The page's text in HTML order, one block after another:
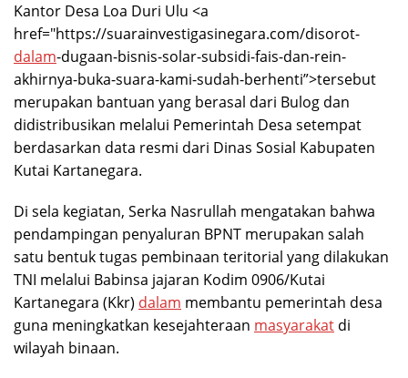
Kantor Desa Loa Duri Ulu <a
href="https://suarainvestigasinegara.com/disorot-
dalam-dugaan-bisnis-solar-subsidi-fais-dan-rein-
akhirnya-buka-suara-kami-sudah-berhenti”>tersebut
merupakan bantuan yang berasal dari Bulog dan
didistribusikan melalui Pemerintah Desa setempat
berdasarkan data resmi dari Dinas Sosial Kabupaten
Kutai Kartanegara.
Di sela kegiatan, Serka Nasrullah mengatakan bahwa
pendampingan penyaluran BPNT merupakan salah
satu bentuk tugas pembinaan teritorial yang dilakukan
TNI melalui Babinsa jajaran Kodim 0906/Kutai
Kartanegara (Kkr) dalam membantu pemerintah desa
guna meningkatkan kesejahteraan masyarakat di
wilayah binaan.